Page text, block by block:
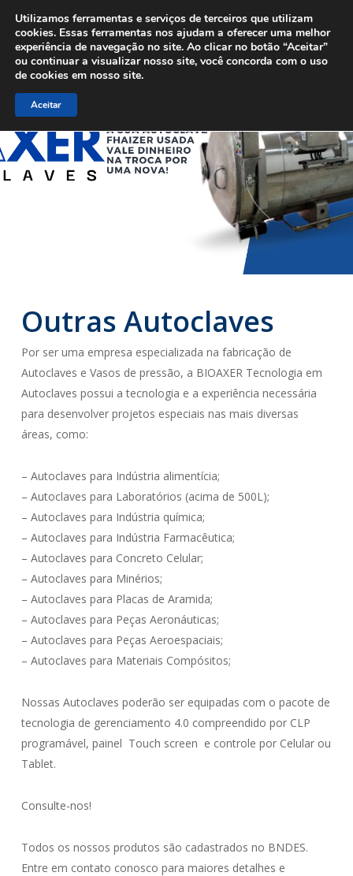
main
content
Outras Autoclaves
Por ser uma empresa especializada na fabricação de
Autoclaves e Vasos de pressão, a BIOAXER Tecnologia em
Autoclaves possui a tecnologia e a experiência necessária
para desenvolver projetos especiais nas mais diversas
áreas, como:
– Autoclaves para Indústria alimentícia;
– Autoclaves para Laboratórios (acima de 500L);
– Autoclaves para Indústria química;
– Autoclaves para Indústria Farmacêutica;
– Autoclaves para Concreto Celular;
– Autoclaves para Minérios;
– Autoclaves para Placas de Aramida;
– Autoclaves para Peças Aeronáuticas;
– Autoclaves para Peças Aeroespaciais;
– Autoclaves para Materiais Compósitos;
Nossas Autoclaves poderão ser equipadas com o pacote de
tecnologia de gerenciamento 4.0 compreendido por CLP
programável, painel Touch screen e controle por Celular ou
Tablet.
Consulte-nos!
Todos os nossos produtos são cadastrados no BNDES.
Entre em contato conosco para maiores detalhes e
Utilizamos ferramentas e serviços de terceiros que utilizam
cookies. Essas ferramentas nos ajudam a oferecer uma melhor
experiência de navegação no site. Ao clicar no botão “Aceitar”
ou continuar a visualizar nosso site, você concorda com o uso
de cookies em nosso site.
Aceitar